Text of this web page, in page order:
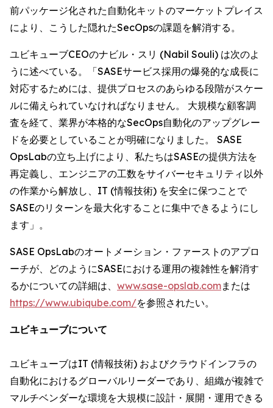
前パッケージ化された自動化キットのマーケットプレイス
により、こうした隠れたSecOpsの課題を解消する。
ユビキューブCEOのナビル・スリ (Nabil Souli) は次のよ
うに述べている。「SASEサービス採用の爆発的な成長に
対応するためには、提供プロセスのあらゆる段階がスケー
ルに備えられていなければなりません。 大規模な顧客調
査を経て、業界が本格的なSecOps自動化のアップグレー
ドを必要としていることが明確になりました。 SASE
OpsLabの立ち上げにより、私たちはSASEの提供方法を
再定義し、エンジニアの工数をサイバーセキュリティ以外
の作業から解放し、IT (情報技術) を安全に保つことで
SASEのリターンを最大化することに集中できるようにし
ます」。
SASE OpsLabのオートメーション・ファーストのアプロ
ーチが、どのようにSASEにおける運用の複雑性を解消す
るかについての詳細は、 www.sase-opslab.comまたは
https://www.ubiqube.com/を参照されたい。
ユビキューブについて
ユビキューブはIT (情報技術) およびクラウドインフラの
自動化におけるグローバルリーダーであり、組織が複雑で
マルチベンダーな環境を大規模に設計・展開・運用できる